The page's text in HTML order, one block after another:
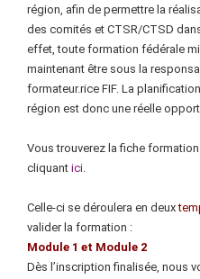
région, afin de permettre la
des comités et CTSR/CTSD
effet, toute formation fédérale
maintenant être sous la
formateur.rice FIF. La
région est donc une réelle
Vous trouverez la fiche
cliquant ici.
Celle-ci se déroulera en deux
valider la formation :
Module 1 et Module 2
Dès l’inscription finalisée, nous